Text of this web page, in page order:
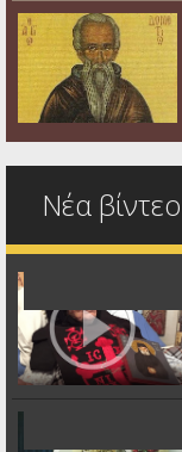
Νέα βίντεο